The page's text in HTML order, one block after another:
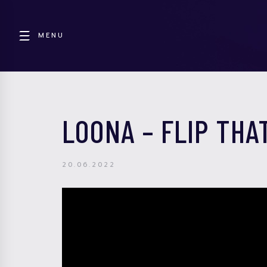
MENU
LOONA – FLIP
20.06.2022